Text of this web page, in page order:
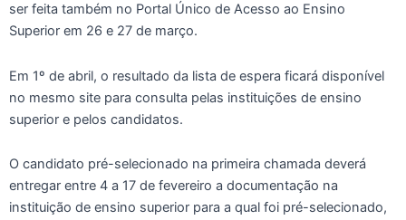
ser feita também no Portal Único de Acesso ao Ensino
Superior em 26 e 27 de março.
Em 1º de abril, o resultado da lista de espera ficará disponível
no mesmo site para consulta pelas instituições de ensino
superior e pelos candidatos.
O candidato pré-selecionado na primeira chamada deverá
entregar entre 4 a 17 de fevereiro a documentação na
instituição de ensino superior para a qual foi pré-selecionado,